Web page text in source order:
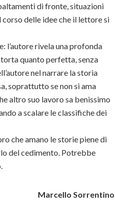
di fronte, situazioni
delle idee che il lettore si
l’autore rivela una profonda
quanto perfetta, senza
nel narrare la storia
soprattutto se non si ama
altro suo lavoro sa benissimo
a scalare le classifiche dei
che amano le storie piene di
del cedimento. Potrebbe
Marcello Sorrentino